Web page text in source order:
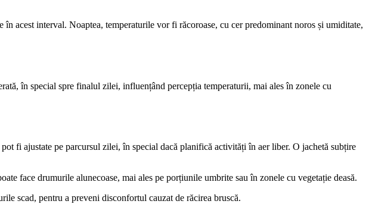
acest interval. Noaptea, temperaturile vor fi răcoroase, cu cer predominant noros și umiditate,
în special spre finalul zilei, influențând percepția temperaturii, mai ales în zonele cu
fi ajustate pe parcursul zilei, în special dacă planifică activități în aer liber. O jachetă subțire
face drumurile alunecoase, mai ales pe porțiunile umbrite sau în zonele cu vegetație deasă.
scad, pentru a preveni disconfortul cauzat de răcirea bruscă.